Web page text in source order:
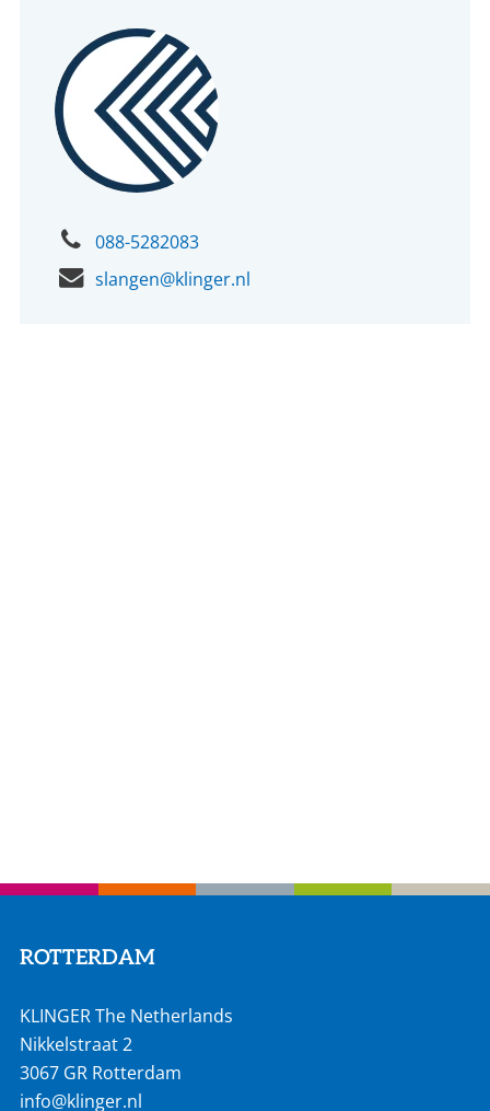
088-5282083
slangen@klinger.nl
ROTTERDAM
KLINGER The Netherlands
Nikkelstraat 2
3067 GR Rotterdam
info@klinger.nl